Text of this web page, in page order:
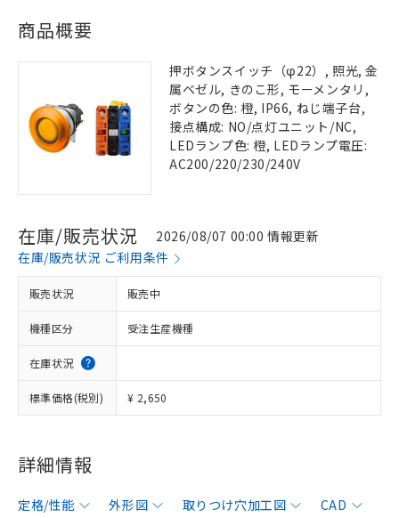
商品概要
押ボタンスイッチ（φ22）, 照光, 金
属ベゼル, きのこ形, モーメンタリ,
ボタンの色: 橙, IP66, ねじ端子台,
接点構成: NO/点灯ユニット/NC,
LEDランプ色: 橙, LEDランプ電圧:
AC200/220/230/240V
在庫/販売状況
2026/08/07 00:00 情報更新
在庫/販売状況 ご利用条件
販売状況 販売中
機種区分 受注生産機種
在庫状況
標準価格(税別) ¥ 2,650
詳細情報
定格/性能 外形図 取りつけ穴加工図
CAD